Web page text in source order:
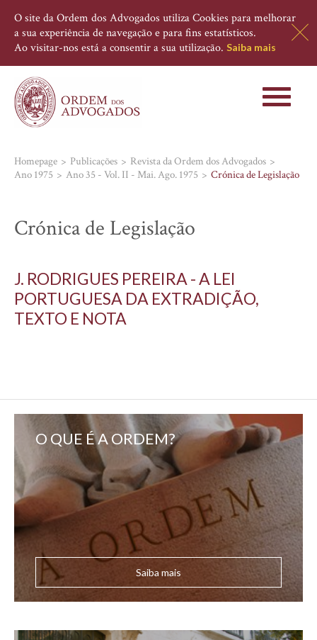
O site da Ordem dos Advogados utiliza Cookies para melhorar
a sua experiência de navegação e para fins estatísticos.
Ao visitar-nos está a consentir a sua utilização. Saiba mais
Toggle
Homepage Publicações
Revista da Ordem dos Advogados
Ano 1975
Ano 35 - Vol. II - Mai. Ago. 1975 Crónica de Legislação
Crónica de Legislação
J. RODRIGUES PEREIRA - A LEI
PORTUGUESA DA EXTRADIÇÃO,
TEXTO E NOTA
O QUE É A ORDEM?
Saiba mais